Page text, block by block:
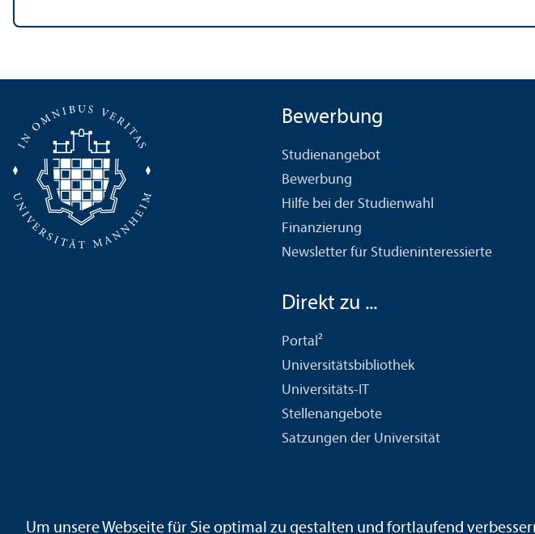
Bewerbung
Studien­angebot
Bewerbung
Hilfe bei der Studien­wahl
Finanzierung
Newsletter für Studien­interessierte
Direkt zu ...
Portal²
Universitäts­bibliothek
Universitäts-IT
Stellenangebote
Satzungen der Universität
Um unsere Webseite für Sie optimal zu gestalten und fortlaufend